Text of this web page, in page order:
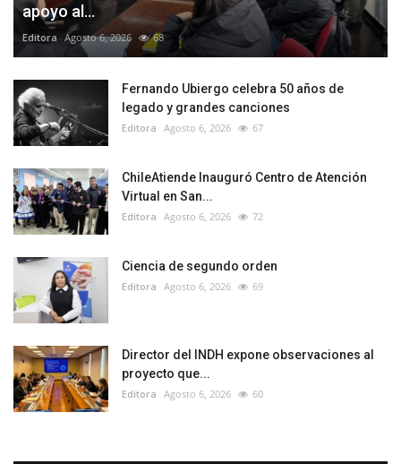
apoyo al...
Editora Agosto 6, 2026 68
Fernando Ubiergo celebra 50 años de
legado y grandes canciones
Editora Agosto 6, 2026 67
ChileAtiende Inauguró Centro de Atención
Virtual en San...
Editora Agosto 6, 2026 72
Ciencia de segundo orden
Editora Agosto 6, 2026 69
Director del INDH expone observaciones al
proyecto que...
Editora Agosto 6, 2026 60